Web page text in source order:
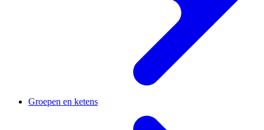
Groepen en ketens